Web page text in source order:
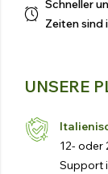
Schneller
Zeiten sind
UNSERE
12- oder
Support